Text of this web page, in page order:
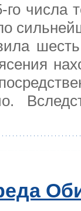
го числа